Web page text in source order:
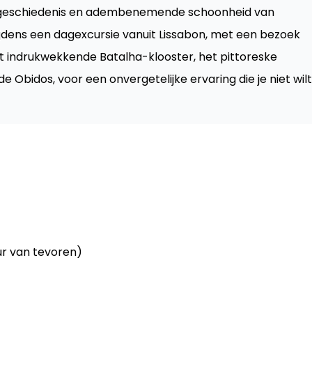
en adembenemende schoonheid van
een dagexcursie vanuit Lissabon, met een bezoek
indrukwekkende Batalha-klooster, het pittoreske
Obidos, voor een onvergetelijke ervaring die je niet wilt
van tevoren)